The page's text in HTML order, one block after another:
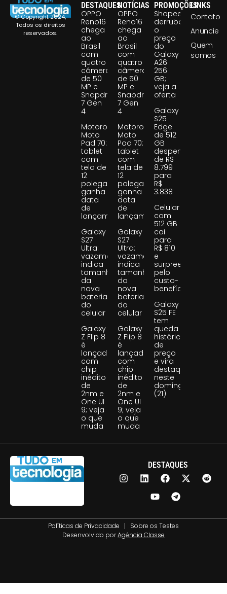
© Copyright 2024,
Todos os direitos
reservados.
DESTAQUES
OPPO
Reno16
chega
ao
Brasil
com
quatro
câmeras
de 50
MP e
Snapdragon
7 Gen
4
Motorola
Moto
Pad 70:
tablet
com
tela de
12
polegadas
ganha
data
de
lançamento
Galaxy
S27
Ultra:
vazamento
indica
tamanho
da
nova
bateria
do
celular
Galaxy
Z Flip 8
é
lançado
com
chip
inédito
de
2nm e
One UI
9; veja
o que
muda
NOTÍCIAS
OPPO
Reno16
chega
ao
Brasil
com
quatro
câmeras
de 50
MP e
Snapdragon
7 Gen
4
Motorola
Moto
Pad 70:
tablet
com
tela de
12
polegadas
ganha
data
de
lançamento
Galaxy
S27
Ultra:
vazamento
indica
tamanho
da
nova
bateria
do
celular
Galaxy
Z Flip 8
é
lançado
com
chip
inédito
de
2nm e
One UI
9; veja
o que
muda
PROMOÇÕES
Shopee
derruba
o
preço
do
Galaxy
A26
256
GB;
veja a
oferta
Galaxy
S25
Edge
de 512
GB
despenca
de R$
8.799
para
R$
3.838
Celular
com
512 GB
cai
para
R$ 810
e
surpreende
pelo
custo-
benefício
Galaxy
S25 FE
tem
queda
histórica
de
preço
e vira
destaque
neste
domingo
(21)
LINKS
Contato
Anuncie
Quem
somos
DESTAQUES
Políticas de Privacidade
Sobre os Testes
Desenvolvido porAgência Classe